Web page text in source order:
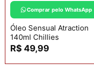
Óleo Sensual Atraction
140ml Chillies
R$ 49,99
Comprar pelo WhatsApp